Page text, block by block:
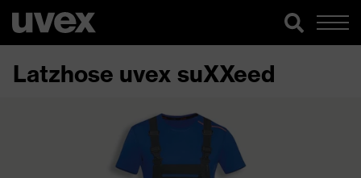
Latzhose uvex suXXeed